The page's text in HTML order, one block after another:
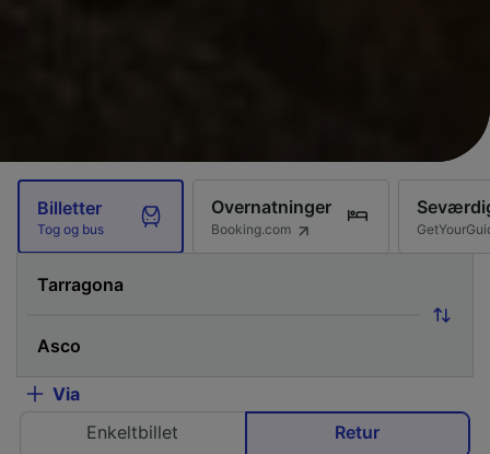
Billetter
Tog og bus
Overnatninger
Booking.com
Via
Enkeltbillet
Retur